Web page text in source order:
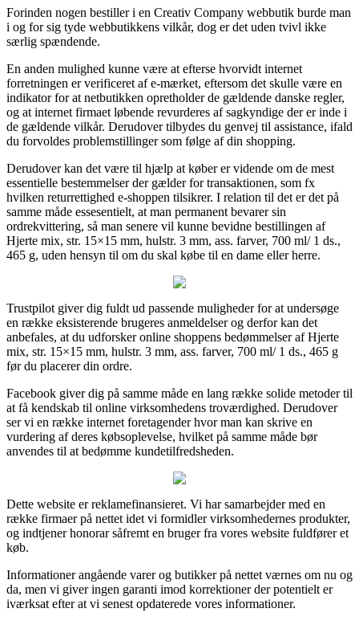
Forinden nogen bestiller i en Creativ Company webbutik burde man
i og for sig tyde webbutikkens vilkår, dog er det uden tvivl ikke
særlig spændende.
En anden mulighed kunne være at efterse hvorvidt internet
forretningen er verificeret af e-mærket, eftersom det skulle være en
indikator for at netbutikken opretholder de gældende danske regler,
og at internet firmaet løbende revurderes af sagkyndige der er inde i
de gældende vilkår. Derudover tilbydes du genvej til assistance, ifald
du forvoldes problemstillinger som følge af din shopping.
Derudover kan det være til hjælp at køber er vidende om de mest
essentielle bestemmelser der gælder for transaktionen, som fx
hvilken returrettighed e-shoppen tilsikrer. I relation til det er det på
samme måde essesentielt, at man permanent bevarer sin
ordrekvittering, så man senere vil kunne bevidne bestillingen af
Hjerte mix, str. 15×15 mm, hulstr. 3 mm, ass. farver, 700 ml/ 1 ds.,
465 g, uden hensyn til om du skal købe til en dame eller herre.
Trustpilot giver dig fuldt ud passende muligheder for at undersøge
en række eksisterende brugeres anmeldelser og derfor kan det
anbefales, at du udforsker online shoppens bedømmelser af Hjerte
mix, str. 15×15 mm, hulstr. 3 mm, ass. farver, 700 ml/ 1 ds., 465 g
før du placerer din ordre.
Facebook giver dig på samme måde en lang række solide metoder til
at få kendskab til online virksomhedens troværdighed. Derudover
ser vi en række internet foretagender hvor man kan skrive en
vurdering af deres købsoplevelse, hvilket på samme måde bør
anvendes til at bedømme kundetilfredsheden.
Dette website er reklamefinansieret. Vi har samarbejder med en
række firmaer på nettet idet vi formidler virksomhedernes produkter,
og indtjener honorar såfremt en bruger fra vores website fuldfører et
køb.
Informationer angående varer og butikker på nettet værnes om nu og
da, men vi giver ingen garanti imod korrektioner der potentielt er
iværksat efter at vi senest opdaterede vores informationer.